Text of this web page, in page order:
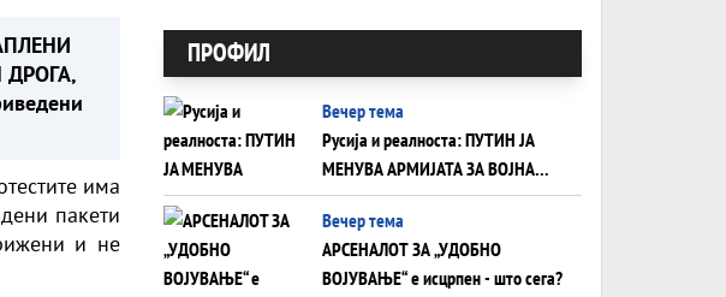
има
пакети
и не
ПРОФИЛ
Вечер тема
Русија и реалноста: ПУТИН ЈА
МЕНУВА АРМИЈАТА ЗА ВОЈНА
ШТО ОСТАНУВА БЕЗ ФРОНТ
Вечер тема
АРСЕНАЛОТ ЗА „УДОБНО
ВОЈУВАЊЕ“ е исцрпен - што сега?